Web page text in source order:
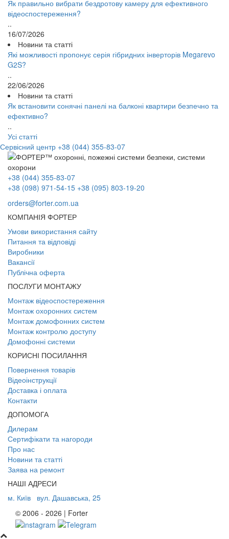
Як правильно вибрати бездротову камеру для ефективного
відеоспостереження?
..
16/07/2026
Новини та статті
Які можливості пропонує серія гібридних інверторів Megarevo
G2S?
..
22/06/2026
Новини та статті
Як встановити сонячні панелі на балконі квартири безпечно та
ефективно?
..
Усі статті
Сервісний центр +38 (044) 355-83-07
+38 (044) 355-83-07
+38 (098) 971-54-15 +38 (095) 803-19-20
orders@forter.com.ua
КОМПАНІЯ ФОРТЕР
Умови використання сайту
Питання та відповіді
Виробники
Вакансії
Публічна оферта
ПОСЛУГИ МОНТАЖУ
Монтаж відеоспостереження
Монтаж охоронних систем
Монтаж домофонних систем
Монтаж контролю доступу
Домофонні системи
КОРИСНІ ПОСИЛАННЯ
Повернення товарів
Відеоінструкції
Доставка і оплата
Контакти
ДОПОМОГА
Дилерам
Сертифікати та нагороди
Про нас
Новини та статті
Заява на ремонт
НАШІ АДРЕСИ
м. Київ
вул. Дашавська, 25
© 2006 - 2026 | Forter